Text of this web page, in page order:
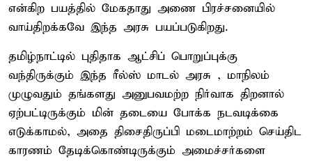
என்கிற பயத்தில் மேகதாது அணை பிரச்சனையில்
வாய்திறக்கவே இந்த அரசு பயப்படுகிறது.
தமிழ்நாட்டில் புதிதாக ஆட்சிப் பொறுப்புக்கு
வந்திருக்கும் இந்த ரீல்ஸ் மாடல் அரசு , மாநிலம்
முழுவதும் தங்களது அனுபவமற்ற நிர்வாக திறனால்
ஏற்பட்டிருக்கும் மின் தடையை போக்க நடவடிக்கை
எடுக்காமல், அதை திசைதிருப்பி மடைமாற்றம் செய்திட
காரணம் தேடிக்கொண்டிருக்கும் அமைச்சர்களை